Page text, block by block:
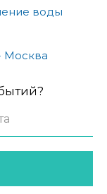
воды
Москва